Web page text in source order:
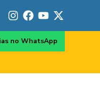
no WhatsApp